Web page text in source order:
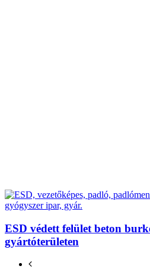
ESD védett felület beton
gyártóterületen